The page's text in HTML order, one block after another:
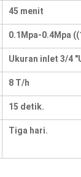
45 menit
0.1Mpa-0.4Mpa
Ukuran inlet 3/4
8 T/h
15 detik.
Tiga hari.